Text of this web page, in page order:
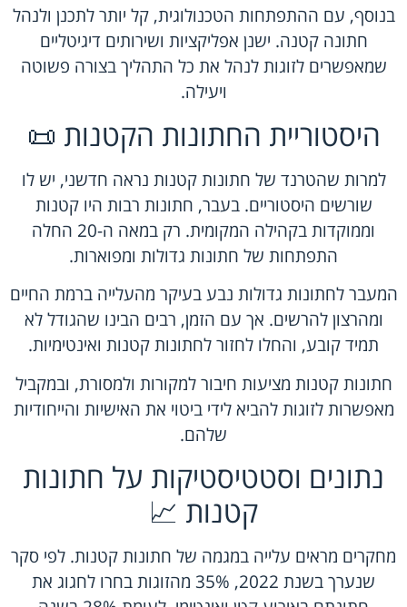
בנוסף, עם ההתפתחות הטכנולוגית, קל יותר לתכנן ולנהל
חתונה קטנה. ישנן אפליקציות ושירותים דיגיטליים
שמאפשרים לזוגות לנהל את כל התהליך בצורה פשוטה
ויעילה.
היסטוריית החתונות הקטנות 📜
למרות שהטרנד של חתונות קטנות נראה חדשני, יש לו
שורשים היסטוריים. בעבר, חתונות רבות היו קטנות
וממוקדות בקהילה המקומית. רק במאה ה-20 החלה
התפתחות של חתונות גדולות ומפוארות.
המעבר לחתונות גדולות נבע בעיקר מהעלייה ברמת החיים
ומהרצון להרשים. אך עם הזמן, רבים הבינו שהגודל לא
תמיד קובע, והחלו לחזור לחתונות קטנות ואינטימיות.
חתונות קטנות מציעות חיבור למקורות ולמסורת, ובמקביל
מאפשרות לזוגות להביא לידי ביטוי את האישיות והייחודיות
שלהם.
נתונים וסטטיסטיקות על חתונות
קטנות 📈
מחקרים מראים עלייה במגמה של חתונות קטנות. לפי סקר
שנערך בשנת 2022, 35% מהזוגות בחרו לחגוג את